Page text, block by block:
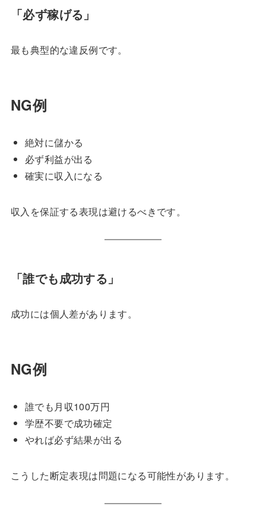
「必ず稼げる」
最も典型的な違反例です。
NG例
絶対に儲かる
必ず利益が出る
確実に収入になる
収入を保証する表現は避けるべきです。
「誰でも成功する」
成功には個人差があります。
NG例
誰でも月収100万円
学歴不要で成功確定
やれば必ず結果が出る
こうした断定表現は問題になる可能性があります。